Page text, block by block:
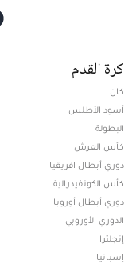
كرة القدم
كان
أسود الأطلس
البطولة
كأس العرش
دوري أبطال افريقيا
كأس الكونفيدرالية
دوري أبطال أوروبا
الدوري الأوروبي
إنجلترا
إسبانيا